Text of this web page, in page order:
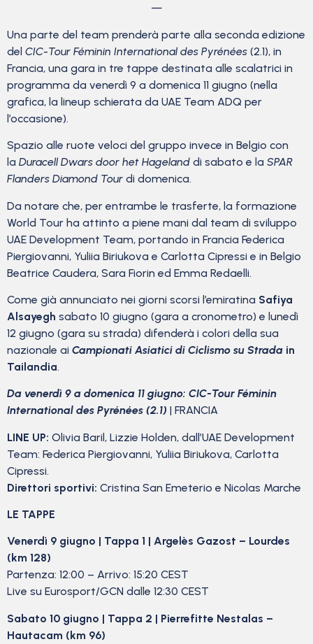
—
Una parte del team prenderà parte alla seconda edizione
del CIC-Tour Féminin International des Pyrénées (2.1), in
Francia, una gara in tre tappe destinata alle scalatrici in
programma da venerdì 9 a domenica 11 giugno (nella
grafica, la lineup schierata da UAE Team ADQ per
l’occasione).
Spazio alle ruote veloci del gruppo invece in Belgio con
la Duracell Dwars door het Hageland di sabato e la SPAR
Flanders Diamond Tour di domenica.
Da notare che, per entrambe le trasferte, la formazione
World Tour ha attinto a piene mani dal team di sviluppo
UAE Development Team, portando in Francia Federica
Piergiovanni, Yuliia Biriukova e Carlotta Cipressi e in Belgio
Beatrice Caudera, Sara Fiorin ed Emma Redaelli.
Come già annunciato nei giorni scorsi l’emiratina Safiya
Alsayegh sabato 10 giugno (gara a cronometro) e lunedì
12 giugno (gara su strada) difenderà i colori della sua
nazionale ai Campionati Asiatici di Ciclismo su Strada in
Tailandia.
Da venerdì 9 a domenica 11 giugno: CIC-Tour Féminin
International des Pyrénées (2.1) | FRANCIA
LINE UP: Olivia Baril, Lizzie Holden, dall’UAE Development
Team: Federica Piergiovanni, Yuliia Biriukova, Carlotta
Cipressi.
Direttori sportivi: Cristina San Emeterio e Nicolas Marche
LE TAPPE
Venerdì 9 giugno | Tappa 1 | Argelès Gazost – Lourdes
(km 128)
Partenza: 12:00 – Arrivo: 15:20 CEST
Live su Eurosport/GCN dalle 12:30 CEST
Sabato 10 giugno | Tappa 2 | Pierrefitte Nestalas –
Hautacam (km 96)